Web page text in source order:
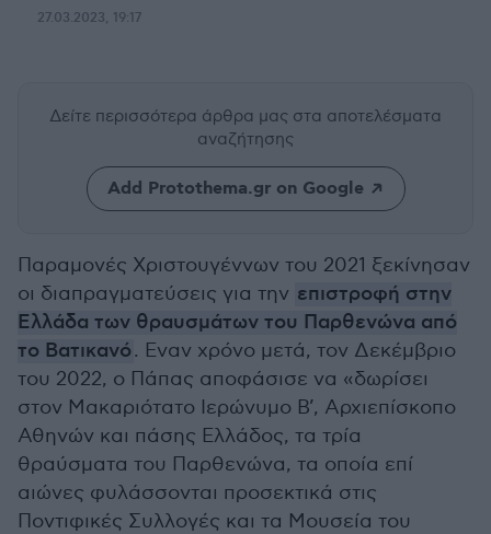
27.03.2023, 19:17
Δείτε περισσότερα άρθρα μας στα αποτελέσματα
αναζήτησης
Add Protothema.gr on Google
Παραμονές Χριστουγέννων του 2021 ξεκίνησαν
οι διαπραγματεύσεις για την επιστροφή στην
Ελλάδα των θραυσμάτων του Παρθενώνα από
το Βατικανό. Εναν χρόνο μετά, τον Δεκέμβριο
του 2022, ο Πάπας αποφάσισε να «δωρίσει
στον Μακαριότατο Ιερώνυμο Β’, Αρχιεπίσκοπο
Αθηνών και πάσης Ελλάδος, τα τρία
θραύσματα του Παρθενώνα, τα οποία επί
αιώνες φυλάσσονται προσεκτικά στις
Ποντιφικές Συλλογές και τα Μουσεία του